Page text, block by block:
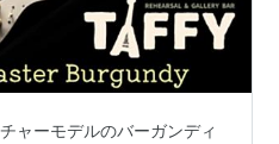
ャーモデルのバーガンディ